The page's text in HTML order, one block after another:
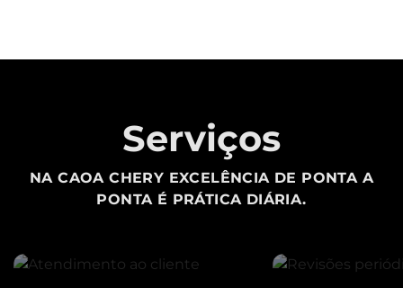
Serviços
NA CAOA CHERY EXCELÊNCIA DE PONTA A
PONTA É PRÁTICA DIÁRIA.